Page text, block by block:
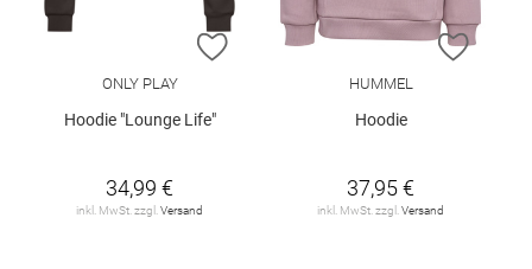
ZUR WUNSCHLISTE HINZUFÜGEN
ONLY PLAY
Hoodie "Lounge Life"
34,99 €
inkl. MwSt. zzgl. Versand
ZUR
HUMMEL
Hoodie
37,95 €
inkl. MwSt. zzgl. Versand